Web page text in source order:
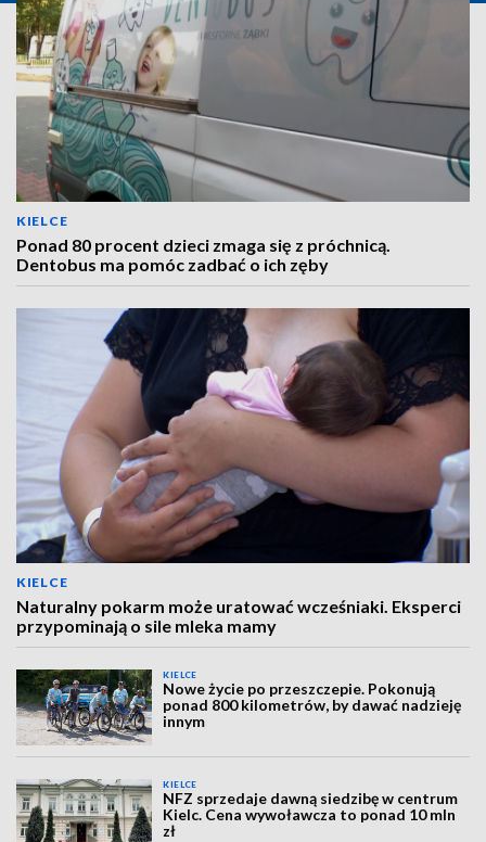
KIELCE
Ponad 80 procent dzieci zmaga się z próchnicą.
Dentobus ma pomóc zadbać o ich zęby
KIELCE
Naturalny pokarm może uratować wcześniaki. Eksperci
przypominają o sile mleka mamy
KIELCE
Nowe życie po przeszczepie. Pokonują
ponad 800 kilometrów, by dawać nadzieję
innym
KIELCE
NFZ sprzedaje dawną siedzibę w centrum
Kielc. Cena wywoławcza to ponad 10 mln
zł